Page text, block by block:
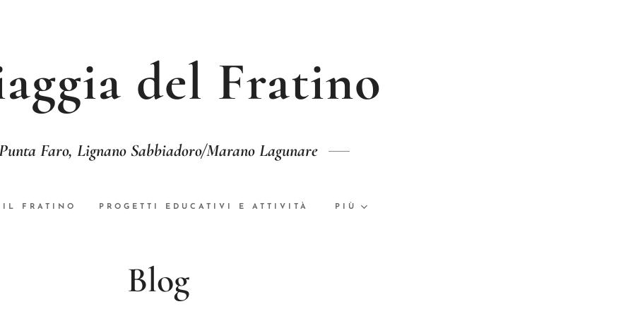
del Fratino
Faro, Lignano Sabbiadoro/Marano Lagunare
IL FRATINO PROGETTI EDUCATIVI E ATTIVITÀ PIÙ
Blog